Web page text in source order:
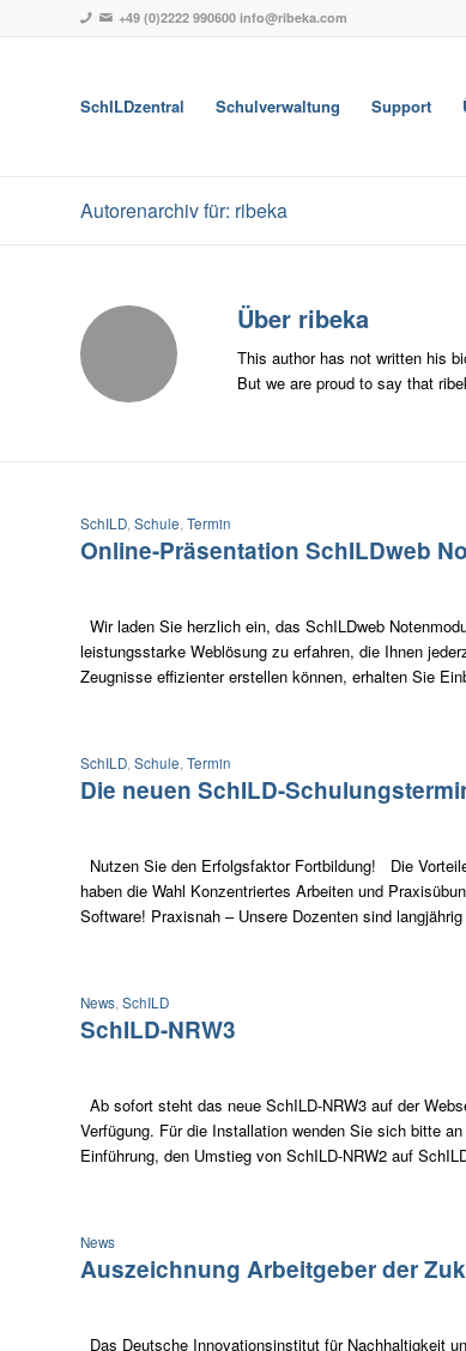
+49 (0)2222 990600 info@ribeka.com
SchILDzentral Schulverwaltung Support
Autorenarchiv für: ribeka
Über ribeka
This author has not written his
But we are proud to say that
SchILD Schule Termin
Online-Präsentation SchILDweb
Wir laden Sie herzlich ein, das SchILDweb
leistungsstarke Weblösung zu erfahren, die Ihnen
Zeugnisse effizienter erstellen können, erhalten Sie
SchILD Schule Termin
Die neuen SchILD-
Nutzen Sie den Erfolgsfaktor Fortbildung! Die
haben die Wahl Konzentriertes Arbeiten und
Software! Praxisnah – Unsere Dozenten sind
News,SchILD
SchILD-NRW3
Ab sofort steht das neue SchILD-NRW3 auf der
Verfügung. Für die Installation wenden Sie sich bitte
Einführung, den Umstieg von SchILD-NRW2 auf
News
Auszeichnung Arbeitgeber der
Das Deutsche Innovationsinstitut für Nachhaltigkeit